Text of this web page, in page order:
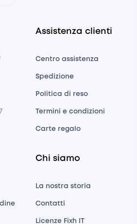
Assistenza clienti
Centro assistenza
Spedizione
Politica di reso
Termini e condizioni
Carte regalo
Chi siamo
La nostra storia
Contatti
Licenze Fixh IT